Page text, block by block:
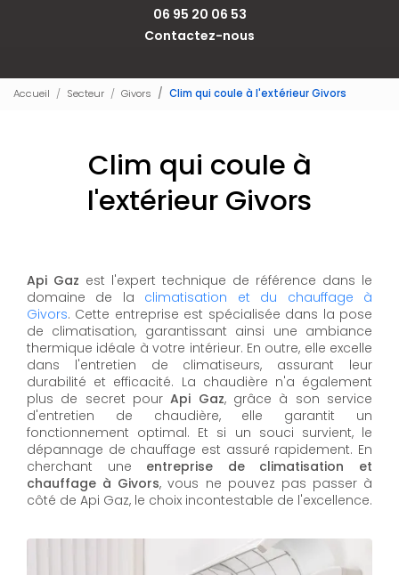
06 95 20 06 53
Contactez-nous
Accueil Secteur Givors Clim qui coule à l'extérieur Givors
Clim qui coule à
l'extérieur Givors
Api Gaz est l'expert technique de référence dans le
domaine de la climatisation et du chauffage à
Givors. Cette entreprise est spécialisée dans la pose
de climatisation, garantissant ainsi une ambiance
thermique idéale à votre intérieur. En outre, elle excelle
dans l'entretien de climatiseurs, assurant leur
durabilité et efficacité. La chaudière n'a également
plus de secret pourApi Gaz, grâce à son service
d'entretien de chaudière, elle garantit un
fonctionnement optimal. Et si un souci survient, le
dépannage de chauffage est assuré rapidement. En
cherchant une entreprise de climatisation et
chauffage à Givors, vous ne pouvez pas passer à
côté de Api Gaz, le choix incontestable de l'excellence.